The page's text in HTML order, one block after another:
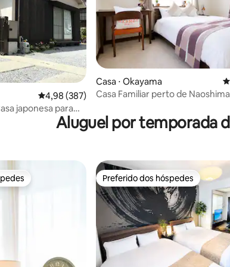
4,98 de uma avaliação média de 5, 387
4,98 (387)
japonesa para
no sopé da ilha:
transporte público:
Casa ⋅ Okayama
Casa Familiar perto de Naoshima
Aluguel por temporada
dos hóspedes Preferido dos hóspedes
Preferido dos hóspedes